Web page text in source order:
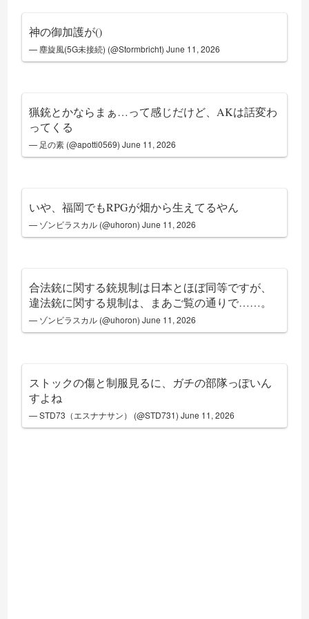
神の御加護が()
— 塵旋風(5G未接続) (@Stormbricht)June 11, 2026
猟銃とかならまぁ…って感じだけど、AKは話変わ
ってくる
— 足の素 (@apotti0569)June 11, 2026
いや、福岡でもRPGが畑から生えてるやん
— ゾンビラスカル (@uhoron)June 11, 2026
合法銃に関する銃規制は日本とほぼ同等ですが、
違法銃に関する規制は、まあご覧の通りで……。
— ゾンビラスカル (@uhoron)June 11, 2026
ストックの傷と制服見るに、ガチの部隊っぽいん
すよね
— STD73（エスナナサン） (@STD731)June 11, 2026